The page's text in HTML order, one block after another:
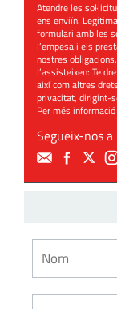
Atendre les
ens enviïn.
formulari amb les
l’empesa i els
nostres
l’assisteixen: Te
així com altres
privacitat, dirigint-
Per més
Segueix-nos a